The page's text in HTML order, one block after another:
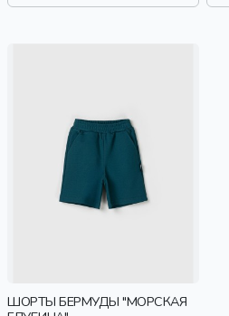
ШОРТЫ БЕРМУДЫ "МОРСКАЯ